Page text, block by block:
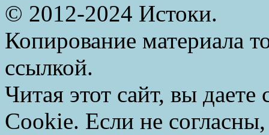
© 2012-2024 Истоки.
Копирование материала
ссылкой.
Читая этот сайт, вы даете
Cookie. Если не